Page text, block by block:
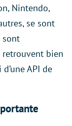
Nintendo,
se sont
sont
bien
API de